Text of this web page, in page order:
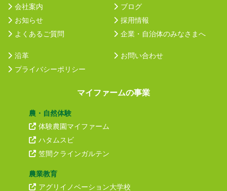
会社案内
ブログ
お知らせ
採用情報
よくあるご質問
企業・自治体のみなさまへ
沿革
お問い合わせ
プライバシーポリシー
マイファームの事業
農・自然体験
体験農園マイファーム
ハタムスビ
笠間クラインガルテン
農業教育
アグリイノベーション大学校